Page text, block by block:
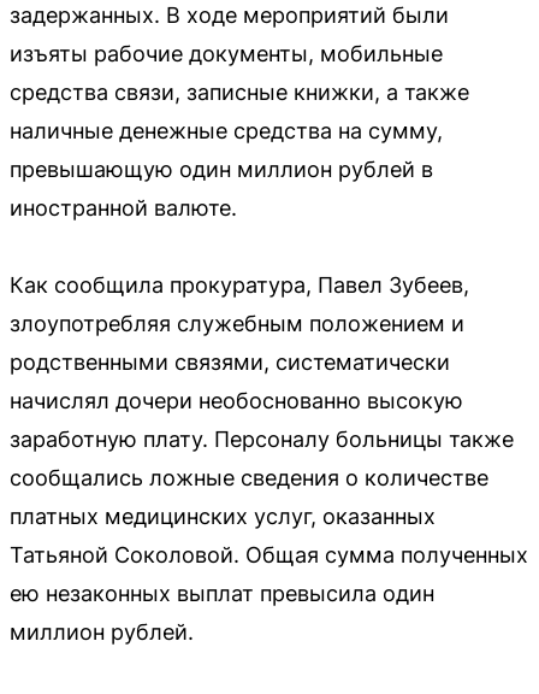
задержанных. В ходе мероприятий были
изъяты рабочие документы, мобильные
средства связи, записные книжки, а также
наличные денежные средства на сумму,
превышающую один миллион рублей в
иностранной валюте.
Как сообщила прокуратура, Павел Зубеев,
злоупотребляя служебным положением и
родственными связями, систематически
начислял дочери необоснованно высокую
заработную плату. Персоналу больницы также
сообщались ложные сведения о количестве
платных медицинских услуг, оказанных
Татьяной Соколовой. Общая сумма полученных
ею незаконных выплат превысила один
миллион рублей.